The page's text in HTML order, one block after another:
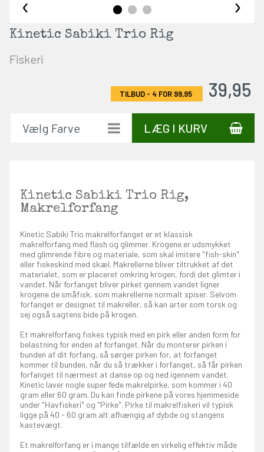
Kinetic Sabiki Trio Rig
Fiskeri
39,95
LÆG I KURV
Kinetic Sabiki Trio Rig,
Makrelforfang
Kinetic Sabiki Trio makrelforfanget er et klassisk
makrelforfang med flash og glimmer. Krogene er udsmykket
med glimrende fibre og materiale, som skal imitere "fish-skin"
eller fiskeskind med skæl. Makrellerne bliver tiltrukket af det
materialet, som er placeret omkring krogen, fordi det glimter i
vandet. Når forfanget bliver pirket gennem vandet ligner
krogene de småfisk, som makrellerne normalt spiser. Selvom
forfanget er designet til makreller, så kan arter som torsk og
sej også sagtens bide på krogen.
Et makrelforfang fiskes typisk med en pirk eller anden form for
belastning for enden af forfanget. Når du monterer pirken i
bunden af dit forfang, så sørger pirken for, at forfanget
kommer til bunden, når du så trækker i forfanget, så får pirken
forfanget til nærmest at danse op og ned igennem vandet.
Kinetic laver nogle super fede makrelpirke, som kommer i 40
gram eller 60 gram. Du kan finde pirkene på vores hjemmeside
under "Havfiskeri" og "Pirke". Pirke til makrelfiskeri vil typisk
ligge på 40 - 60 gram alt afhængig af dybde og stangens
kastevægt.
Et makrelforfang er i mange tilfælde en virkelig effektiv måde